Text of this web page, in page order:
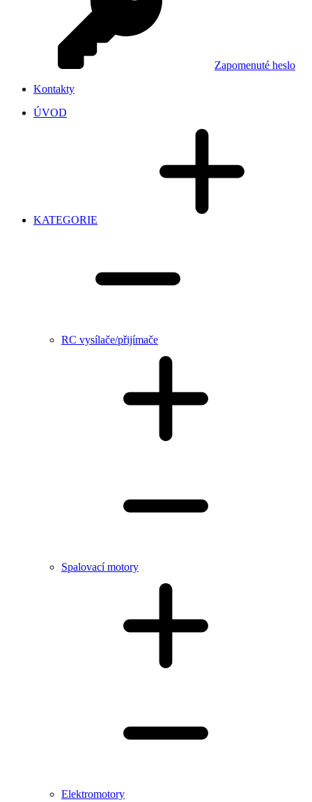
Zapomenuté heslo
Kontakty
ÚVOD
KATEGORIE
RC vysílače/přijímače
Spalovací motory
Elektromotory